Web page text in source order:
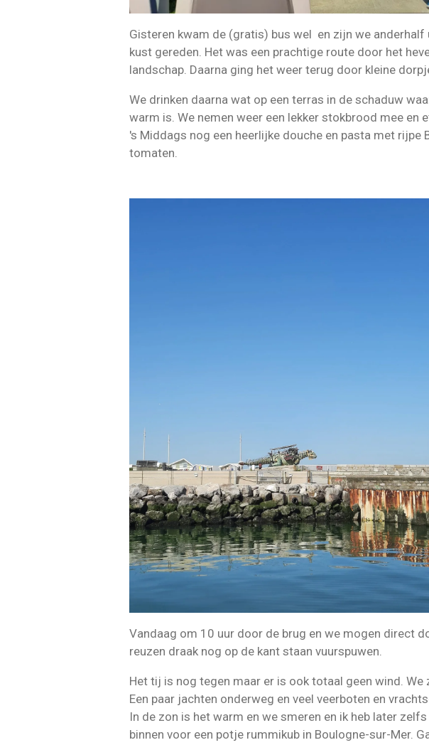
Gisteren kwam de (gratis) bus wel en zijn we anderhalf
kust gereden. Het was een prachtige route door het
landschap. Daarna ging het weer terug door kleine
We drinken daarna wat op een terras in de schaduw
warm is. We nemen weer een lekker stokbrood mee en
's Middags nog een heerlijke douche en pasta met rijpe
tomaten.
Vandaag om 10 uur door de brug en we mogen direct
reuzen draak nog op de kant staan vuurspuwen.
Het tij is nog tegen maar er is ook totaal geen wind. We
Een paar jachten onderweg en veel veerboten en
In de zon is het warm en we smeren en ik heb later
binnen voor een potje rummikub in Boulogne-sur-Mer.